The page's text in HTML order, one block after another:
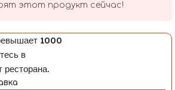
этот продукт сейчас!
1000
в
ресторана.